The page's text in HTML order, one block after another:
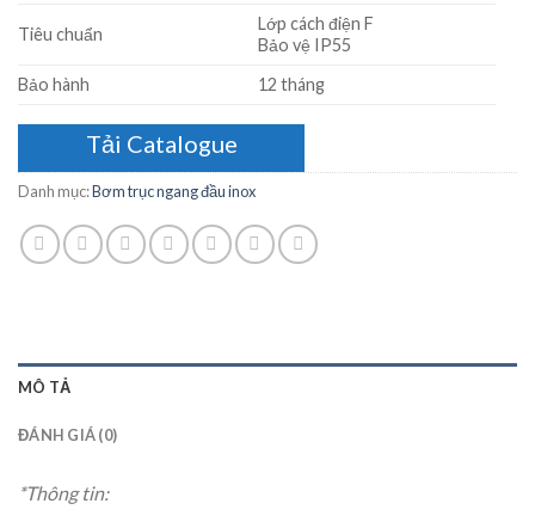
Tiêu chuẩn
Lớp cách điện F
Bảo vệ IP55
Bảo hành
12 tháng
Tải Catalogue
Danh mục:Bơm trục ngang đầu inox
MÔ TẢ
ĐÁNH GIÁ (0)
*Thông tin: